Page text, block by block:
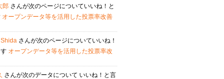
郎 さんが次のページについていいね！と
オープンデータ等を活用した投票率改善
さんが次のページについていいね！
オープンデータ等を活用した投票率改
さんが次のデータについて いいね！と言